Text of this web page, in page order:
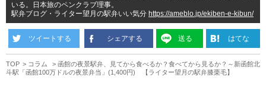
いる。日本旅のペンクラブ理事。
駅弁ブログ・ライター望月の駅弁いい気分 https://ameblo.jp/ekiben-e-kibun/
ツイートする シェアする 送る はてな
TOP コラム
函館の夜景駅弁、見てから食べるか？食べてから見るか？～新函館北
斗駅「函館100万ドルの夜景弁当」(1,400円) 【ライター望月の駅弁膝栗毛】